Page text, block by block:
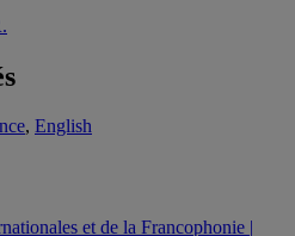
, English